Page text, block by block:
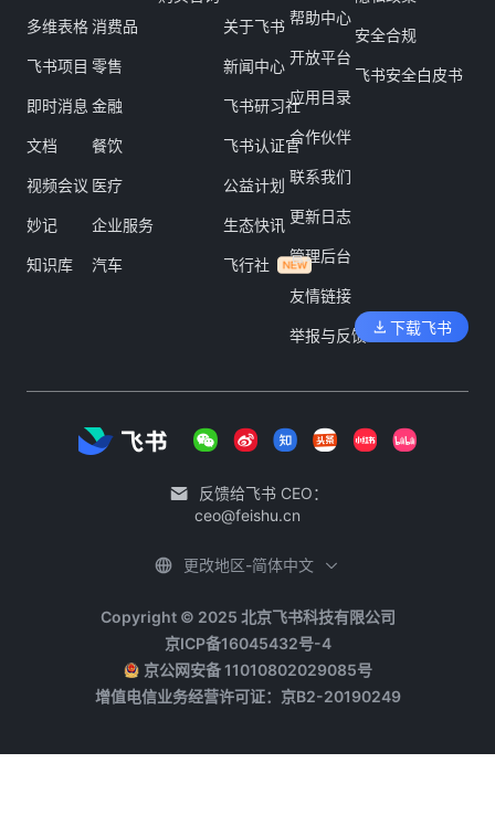
多维表格
飞书项目
即时消息
文档
视频会议
妙记
知识库
消费品
零售
金融
餐饮
医疗
企业服务
汽车
关于飞书
新闻中心
飞书研习社
飞书认证官
公益计划
生态快讯
飞行社
帮助中心
开放平台
应用目录
合作伙伴
联系我们
更新日志
管理后台
友情链接
举报与反馈
安全合规
飞书安全白皮书
下载飞书
反馈给飞书 CEO：
ceo@feishu.cn
Copyright © 2025 北京飞书科技有限公司
京ICP备16045432号-4
京公网安备 11010802029085号
增值电信业务经营许可证：京B2-20190249
更改地区-简体中文